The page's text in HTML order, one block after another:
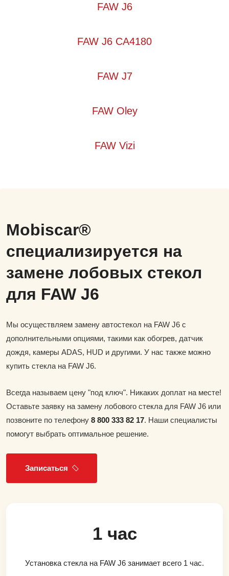
FAW J6
FAW J6 CA4180
FAW J7
FAW Oley
FAW Vizi
Mobiscar®
специализируется на
замене лобовых стекол
для FAW J6
Мы осуществляем замену автостекол на FAW J6 с
дополнительными опциями, такими как обогрев, датчик
дождя, камеры ADAS, HUD и другими. У нас также можно
купить стекла на FAW J6.
Всегда называем цену "под ключ". Никаких доплат на месте!
Оставьте заявку на замену лобового стекла для FAW J6 или
позвоните по телефону 8 800 333 82 17. Наши специалисты
помогут выбрать оптимальное решение.
Записаться
1 час
Установка стекла на FAW J6 занимает всего 1 час.